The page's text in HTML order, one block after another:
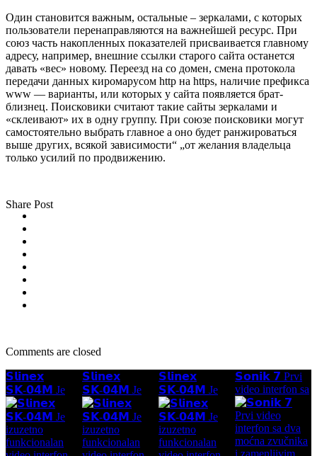
Один становится важным, остальные – зеркалами, с которых
пользователи перенаправляются на важнейшей ресурс. При
союз часть накопленных показателей присваивается главному
адресу, например, внешние ссылки старого сайта останется
давать «вес» новому. Переезд на со домен, смена протокола
передачи данных киромарусом http на https, наличие префикса
www — варианты, или которых у сайта появляется брат-
близнец. Поисковики считают такие сайты зеркалами и
«склеивают» их в одну группу. При союзе поисковики могут
самостоятельно выбрать главное а оно будет ранжироваться
выше других, всякой зависимости“ „от желания владельца
только усилий по продвижению.
Share Post
Comments are closed
𝗦𝗹𝗶𝗻𝗲𝘅
𝗦𝗞-𝟬𝟰𝗠 Je
𝗦𝗹𝗶𝗻𝗲𝘅
𝗦𝗞-𝟬𝟰𝗠 Je
𝗦𝗹𝗶𝗻𝗲𝘅
𝗦𝗞-𝟬𝟰𝗠 Je
𝗦𝗼𝗻𝗶𝗸 𝟳 Prvi
video interfon sa